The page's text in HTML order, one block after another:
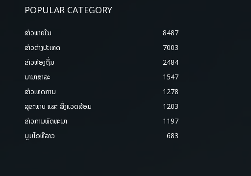
POPULAR CATEGORY
ຂ່າວພາຍ​ໃນ
8487
ຂ່າວຕ່າງປະເທດ
7003
ຂ່າວທ້ອງຖິ່ນ
2484
ນານາສາລະ
1547
ຂ່າວເຫດການ
1278
ສຸຂະພາບ ແລະ ສີ່ງແວດລ້ອມ
1203
ຂ່າວການພັດທະນາ
1197
ມູມໄອທີລາວ
683